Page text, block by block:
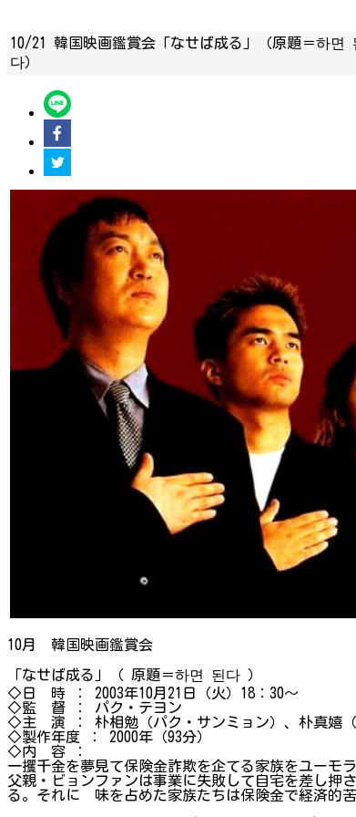
10/21 韓国映画鑑賞会「なせば成る」（原題＝하면
다）
10月 韓国映画鑑賞会
「なせば成る」（ 原題＝하면 된다 ）
◇日 時 ： 2003年10月21日（火）18：30～
◇監 督 ： パク・テヨン
◇主 演 ： 朴相勉（パク・サンミョン）、朴真嬉（
◇製作年度 ： 2000年（93分）
◇内 容 ：
一攫千金を夢見て保険金詐欺を企てる家族をユーモ
父親・ビョンファンは事業に失敗して自宅を差し
る。それに 味を占めた家族たちは保険金で経済的